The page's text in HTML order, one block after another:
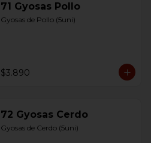
71 Gyosas Pollo
Gyosas de Pollo (5uni)
$3.890
72 Gyosas Cerdo
Gyosas de Cerdo (5uni)